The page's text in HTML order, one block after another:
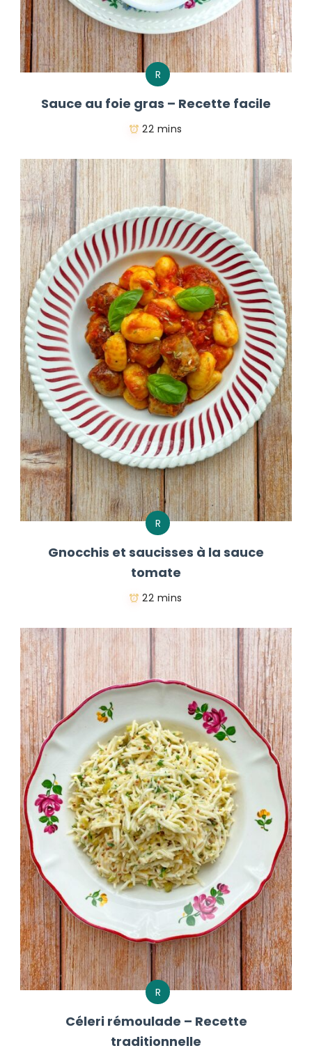
R
Sauce au foie gras – Recette facile
22 mins
R
Gnocchis et saucisses à la sauce
tomate
22 mins
R
Céleri rémoulade – Recette
traditionnelle